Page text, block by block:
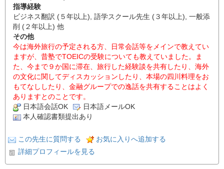
指導経験
ビジネス翻訳 (５年以上), 語学スクール先生 (３年以上), 一般添
削 (２年以上) 他
その他
今は海外旅行の予定される方、日常会話等をメインで教えてい
ますが、昔塾でTOEICの受験についても教えていました。ま
た、今まで９か国に滞在、旅行した経験談を共有したり、海外
の文化に関してディスカッションしたり、本場の四川料理をお
もてなししたり、金融グループでの逸話を共有することはよく
ありますとのことです。
日本語会話OK
日本語メールOK
本人確認書類提出あり
この先生に質問する
お気に入りへ追加する
詳細プロフィールを見る